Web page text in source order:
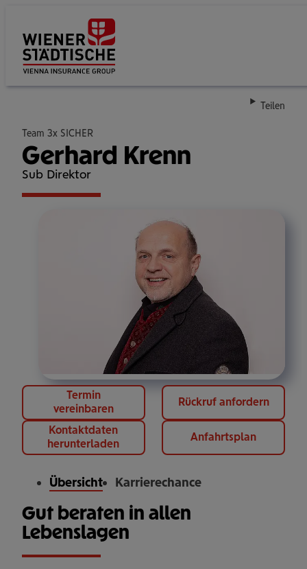
Teilen
Team 3x SICHER
Gerhard Krenn
Sub Direktor
Termin
vereinbaren
Rückruf anfordern
Kontaktdaten
herunterladen
Anfahrtsplan
Übersicht Karrierechance
Gut beraten in allen
Lebenslagen